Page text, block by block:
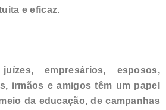
e eficaz.
empresários, esposos,
irmãos e amigos têm um papel
da educação, de campanhas